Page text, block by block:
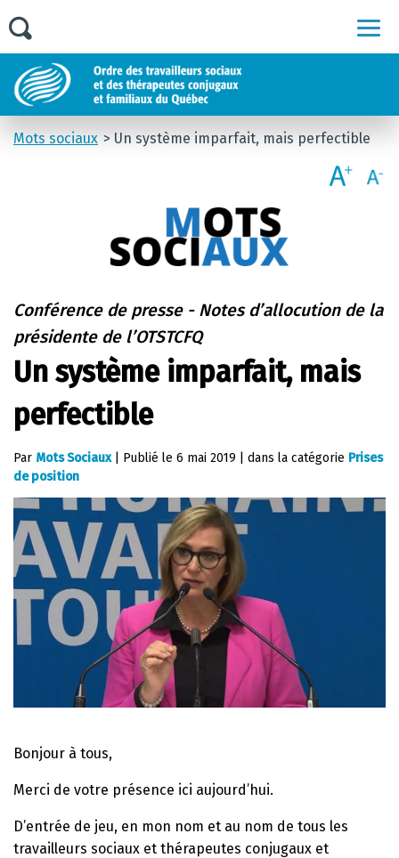
Mots sociaux Un système imparfait, mais perfectible
Conférence de presse - Notes d’allocution de la
présidente de l’OTSTCFQ
Un système imparfait, mais
perfectible
Par Mots Sociaux| Publié le 6 mai 2019 dans la catégorie Prises
de position
Bonjour à tous,
Merci de votre présence ici aujourd’hui.
D’entrée de jeu, en mon nom et au nom de tous les
travailleurs sociaux et thérapeutes conjugaux et